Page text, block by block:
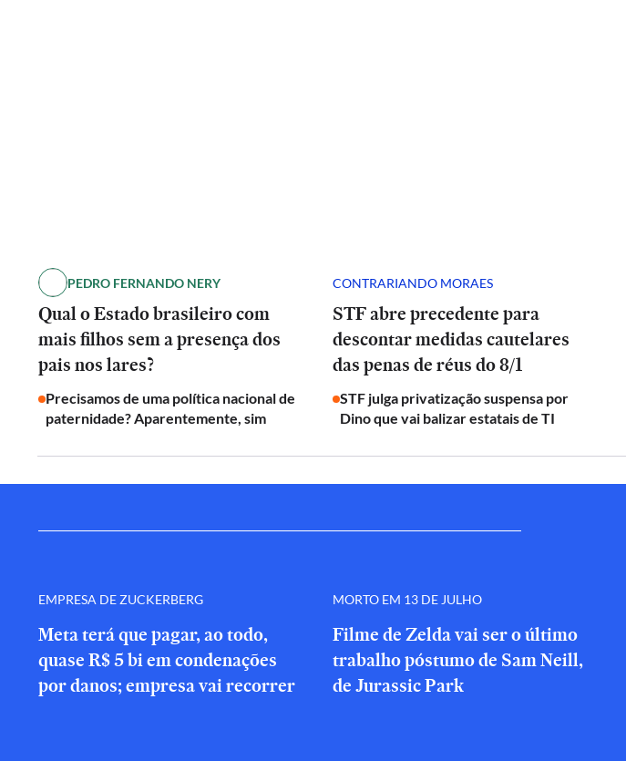
PEDRO FERNANDO NERY
Qual o Estado brasileiro com
mais filhos sem a presença dos
pais nos lares?
Precisamos de uma política nacional de
paternidade? Aparentemente, sim
CONTRARIANDO MORAES
STF abre precedente para
descontar medidas cautelares
das penas de réus do 8/1
STF julga privatização suspensa por
Dino que vai balizar estatais de TI
EMPRESA DE ZUCKERBERG
Meta terá que pagar, ao todo,
quase R$ 5 bi em condenações
por danos; empresa vai recorrer
MORTO EM 13 DE JULHO
Filme de Zelda vai ser o último
trabalho póstumo de Sam Neill,
de Jurassic Park